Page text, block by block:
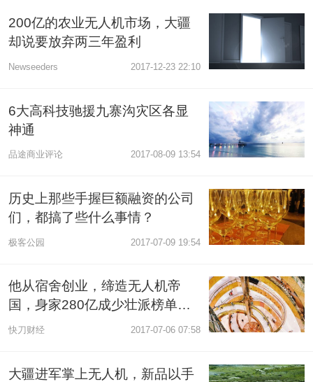
200亿的农业无人机市场，大疆
却说要放弃两三年盈利
Newseeders 2017-12-23 22:10
6大高科技驰援九寨沟灾区各显
神通
品途商业评论 2017-08-09 13:54
历史上那些手握巨额融资的公司
们，都搞了些什么事情？
极客公园 2017-07-09 19:54
他从宿舍创业，缔造无人机帝
国，身家280亿成少壮派榜单上
唯一中国人
快刀财经 2017-07-06 07:58
大疆进军掌上无人机，新品以手